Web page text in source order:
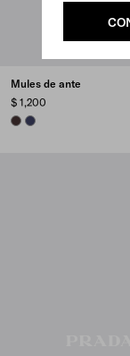
Mules de ante
$ 1,200
DARK BROWN
ULTRAMARINE